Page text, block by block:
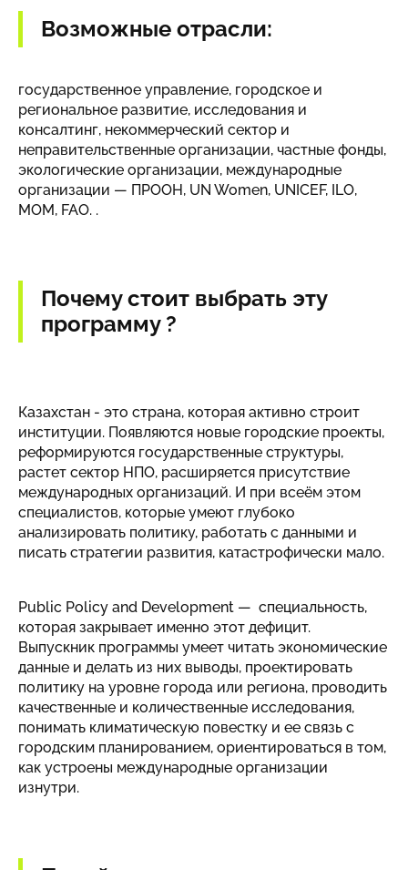
Возможные отрасли:
государственное управление, городское и
региональное развитие, исследования и
консалтинг, некоммерческий сектор и
неправительственные организации, частные фонды,
экологические организации, международные
организации — ПРООН, UN Women, UNICEF, ILO,
МОМ, FAO. .
Почему стоит выбрать эту
программу ?
Казахстан - это страна, которая активно строит
институции. Появляются новые городские проекты,
реформируются государственные структуры,
растет сектор НПО, расширяется присутствие
международных организаций. И при всеём этом
специалистов, которые умеют глубоко
анализировать политику, работать с данными и
писать стратегии развития, катастрофически мало.
Public Policy and Development — специальность,
которая закрывает именно этот дефицит.
Выпускник программы умеет читать экономические
данные и делать из них выводы, проектировать
политику на уровне города или региона, проводить
качественные и количественные исследования,
понимать климатическую повестку и ее связь с
городским планированием, ориентироваться в том,
как устроены международные организации
изнутри.